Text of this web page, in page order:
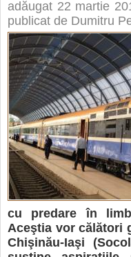
adăugat 22 martie
publicat de Dumitru
cu predare în
Aceştia vor călători
Chişinău-Iaşi